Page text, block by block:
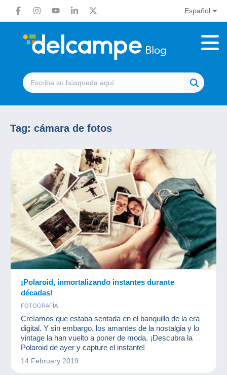
Español
Tag: cámara de fotos
¡Polaroid, inmortalizando instantes durante
décadas!
FOTOGRAFÍA
Creíamos que estaba sentada en el banquillo de la era
digital. Y sin embargo, los amantes de la nostalgia y lo
vintage la han vuelto a poner de moda. ¡Descubra la
Polaroid de ayer y capture el instante!
14 February 2019